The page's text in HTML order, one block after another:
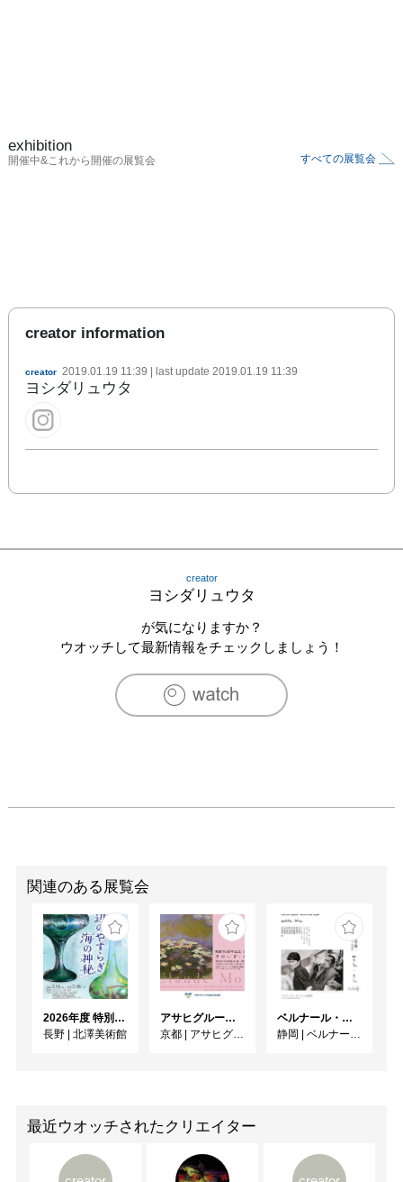
exhibition
開催中&これから開催の展覧会 すべての展覧会
creator information
creator 2019.01.19 11:39 | last update 2019.01.19 11:39
ヨシダリュウタ
creator
ヨシダリュウタ
が気になりますか？
ウオッチして最新情報をチェックしましょう！
関連のある展覧会
2026年度 特別展「ガレとドーム、アール･ヌーヴォーのガラス 水辺のやすらぎ、海の神秘」
長野 | 北澤美術館
アサヒグループ大山崎山荘美術館 開館30周年記念展「没後100年 クロード・モネ」
京都 | アサヒグループ大山崎山荘美術館
ベルナール・ビュフェと写真 ーカメラがとらえたビュフェとその時代、そして21 世紀へ
静岡 | ベルナール・ビュフェ美術館
最近ウオッチされたクリエイター